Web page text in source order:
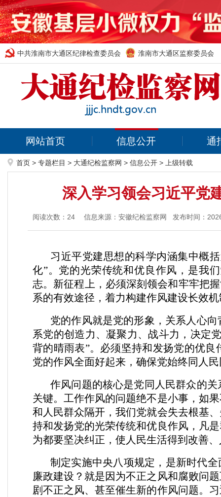
中共淮南市大通区纪律检查委员会 淮南市大通区监察委员会
网站首页 信息公开 通
首页 > 专题栏目 > 大通纪检监察网 > 信息公开 > 上级转载
深入学习领会习近平党
阅读次数： 24 信息来源：安徽纪检监察网 发布时间：
习近平党建思想的科学内涵集中概
化”。党的光荣传统和优良作风，是我
志。新征程上，必须深刻领会和牢牢把
系的有效途径，着力构建作风建设长效
党的作风就是党的形象，关系人心
系党的创造力、凝聚力、战斗力，决定
背的晴雨表”。必须坚持和发扬党的优
党的作风全面好起来，确保党始终同人
作风问题的核心是党同人民群众的
关键。工作作风的问题绝不是小事，如
和人民群众隔开，我们党就会失去根基
持和发扬党的光荣传统和优良作风，凡
为都要坚决纠正，使人民生活得到改善
制定实施中央八项规定，是新时代
廉政建设？就是因为不正之风和腐败问
剧不正之风、甚至催生新的作风问题。